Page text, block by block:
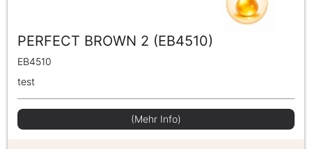
PERFECT BROWN 2 (EB4510)
EB4510
test
(Mehr Info)